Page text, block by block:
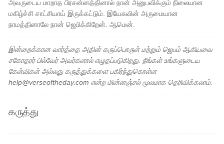
அவருடைய மாறாத பிரசன்னத்தினால் நான் அனுபவிக்கும் நிலையான
மகிழ்ச்சி சாட்சியாய் இருக்கட்டும். இயேசுவின் அருமையான
நாமத்தினாலே நான் ஜெபிக்கிறேன். ஆமென்.
இன்றைக்கான வார்த்தை அதின் கருப்பொருள் மற்றும் ஜெபம் ஆகியவை
சகோதரர் பில்வேர் அவர்களால் எழுதப்படுகிறது. நீங்கள் உங்களுடைய
கேள்விகள் அல்லது கருத்துக்களை பகிர்ந்துகொள்ள
help@verseoftheday.com என்ற மின்னஞ்சல் மூலமாக தெரிவிக்கலாம்.
கருத்து